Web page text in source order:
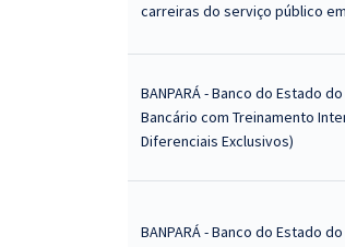
carreiras do serviço público
BANPARÁ - Banco do Estado
Bancário com Treinamento
Diferenciais Exclusivos)
BANPARÁ - Banco do Estado